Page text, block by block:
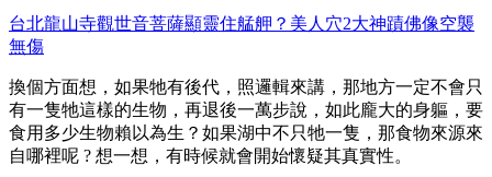
台北龍山寺觀世音菩薩顯靈住艋舺？美人穴2大神蹟佛像空襲
無傷
換個方面想，如果牠有後代，照邏輯來講， 那地方一定不會只
有一隻牠這樣的生物，再退後一萬步說，如此龐大的身軀，要
食用多少生物賴以為生？如果湖中不只牠一隻，那食物來源來
自哪裡呢 ? 想一想，有時候就會開始懷疑其真實性。